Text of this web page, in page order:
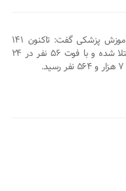
رئیس مرکز اطلاع‌رسانی وزارت بهداشت، درمان و آموزش پزشکی گفت: تاکنون ۱۴۱
هزار و ۵۹۱ نفر به طور قطعی به ویروس کرونا مبتلا شده و با فوت ۵۶ نفر در ۲۴
بانک جهانی خط فقر در ایران را اعلام
کرد